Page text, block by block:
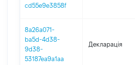
cd55e9e3858f
8a26a071-
ba5d-4d38-
9d38-
53187ea9a1aa
Декларація